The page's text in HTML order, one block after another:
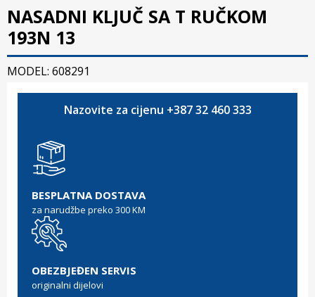
NASADNI KLJUČ SA T RUČKOM
193N 13
MODEL: 608291
Nazovite za cijenu +387 32 460 333
BESPLATNA DOSTAVA
za narudžbe preko 300 KM
OBEZBJEĐEN SERVIS
originalni dijelovi